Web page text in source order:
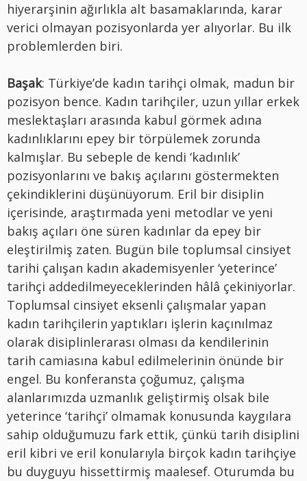
hiyerarşinin ağırlıkla alt basamaklarında, karar
verici olmayan pozisyonlarda yer alıyorlar. Bu ilk
problemlerden biri.
Başak: Türkiye’de kadın tarihçi olmak, madun bir
pozisyon bence. Kadın tarihçiler, uzun yıllar erkek
meslektaşları arasında kabul görmek adına
kadınlıklarını epey bir törpülemek zorunda
kalmışlar. Bu sebeple de kendi ‘kadınlık’
pozisyonlarını ve bakış açılarını göstermekten
çekindiklerini düşünüyorum. Eril bir disiplin
içerisinde, araştırmada yeni metodlar ve yeni
bakış açıları öne süren kadınlar da epey bir
eleştirilmiş zaten. Bugün bile toplumsal cinsiyet
tarihi çalışan kadın akademisyenler ‘yeterince’
tarihçi addedilmeyeceklerinden hâlâ çekiniyorlar.
Toplumsal cinsiyet eksenli çalışmalar yapan
kadın tarihçilerin yaptıkları işlerin kaçınılmaz
olarak disiplinlerarası olması da kendilerinin
tarih camiasına kabul edilmelerinin önünde bir
engel. Bu konferansta çoğumuz, çalışma
alanlarımızda uzmanlık geliştirmiş olsak bile
yeterince ‘tarihçi’ olmamak konusunda kaygılara
sahip olduğumuzu fark ettik, çünkü tarih disiplini
eril kibri ve eril konularıyla birçok kadın tarihçiye
bu duyguyu hissettirmiş maalesef. Oturumda bu